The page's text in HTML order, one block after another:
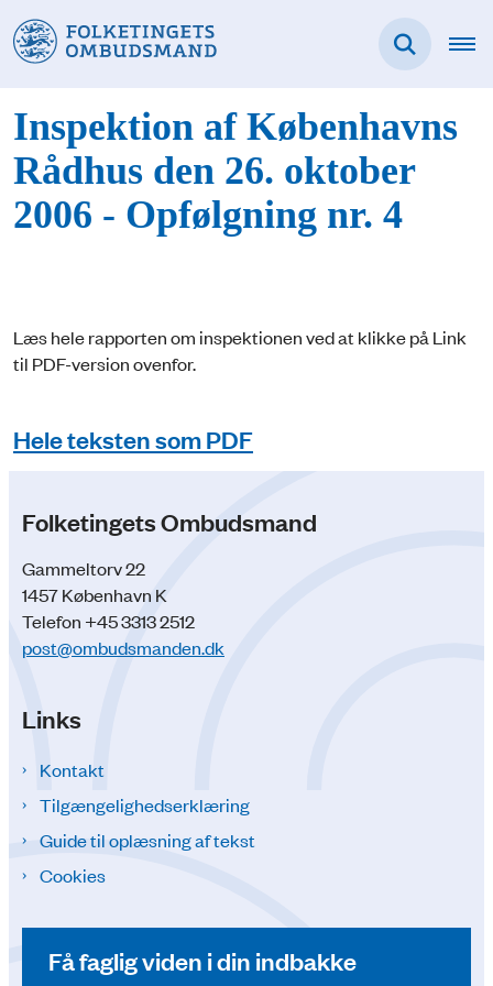
Inspektion af Københavns
Rådhus den 26. oktober
2006 - Opfølgning nr. 4
Læs hele rapporten om inspektionen ved at klikke på Link
til PDF-version ovenfor.
Hele teksten som PDF
Folketingets Ombudsmand
Gammeltorv 22
1457 København K
Telefon +45 3313 2512
post@ombudsmanden.dk
Links
Kontakt
Tilgængelighedserklæring
Guide til oplæsning af tekst
Cookies
Få faglig viden i din indbakke